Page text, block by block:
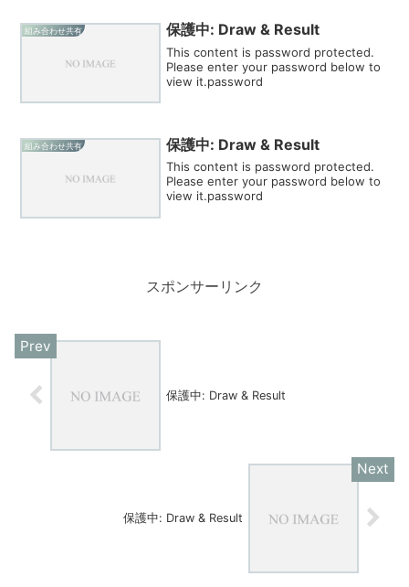
組み合わせ共有 保護中: Draw & Result
This content is password protected.
Please enter your password below to
view it.password
組み合わせ共有 保護中: Draw & Result
This content is password protected.
Please enter your password below to
view it.password
スポンサーリンク
保護中: Draw & Result
保護中: Draw & Result